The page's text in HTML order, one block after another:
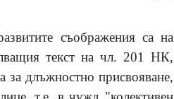
съображения са на
текст на чл. 201 НК,
за длъжностно присвояване,